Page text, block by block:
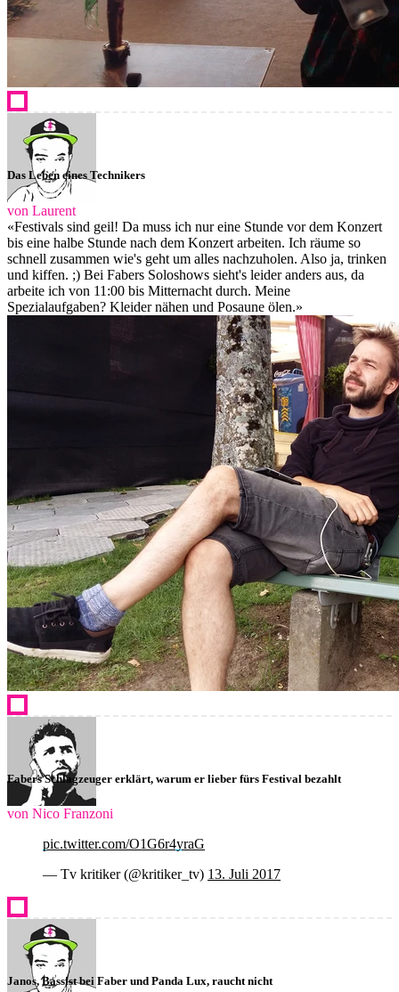
Das Leben eines Technikers
von Laurent
«Festivals sind geil! Da muss ich nur eine Stunde vor dem Konzert
bis eine halbe Stunde nach dem Konzert arbeiten. Ich räume so
schnell zusammen wie's geht um alles nachzuholen. Also ja, trinken
und kiffen. ;) Bei Fabers Soloshows sieht's leider anders aus, da
arbeite ich von 11:00 bis Mitternacht durch. Meine
Spezialaufgaben? Kleider nähen und Posaune ölen.»
Fabers Schlagzeuger erklärt, warum er lieber fürs Festival bezahlt
von Nico Franzoni
pic.twitter.com/O1G6r4yraG
— Tv kritiker (@kritiker_tv) 13. Juli 2017
Janos, Bassist bei Faber und Panda Lux, raucht nicht